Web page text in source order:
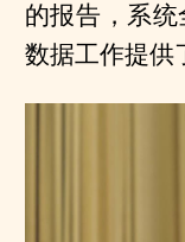
的报告，系
数据工作提供